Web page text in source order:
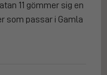
11 gömmer sig en
som passar i Gamla